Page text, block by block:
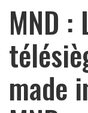
MND
made